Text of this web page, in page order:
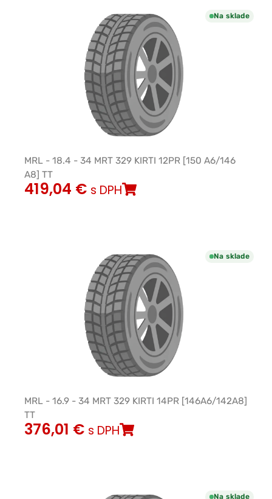
Na sklade
MRL - 18.4 - 34 MRT 329 KIRTI 12PR [150 A6/146
A8] TT
419,04 € s DPH
Na sklade
MRL - 16.9 - 34 MRT 329 KIRTI 14PR [146A6/142A8]
TT
376,01 € s DPH
Na sklade